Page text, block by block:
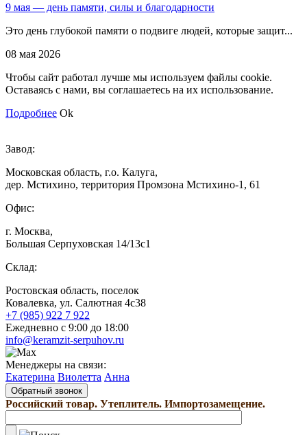
9 мая — день памяти, силы и благодарности
Это день глубокой памяти о подвиге людей, которые защит...
08 мая 2026
Чтобы сайт работал лучше мы используем файлы cookie.
Оставаясь с нами, вы соглашаетесь на их использование.
Подробнее Ok
Завод:
Московская область, г.о. Калуга,
дер. Мстихино, территория Промзона Мстихино-1, 61
Офис:
г. Москва,
Большая Серпуховская 14/13с1
Склад:
Ростовская область, поселок
Ковалевка, ул. Салютная 4с38
+7 (985) 922 7 922
Ежедневно с 9:00 до 18:00
info@keramzit-serpuhov.ru
Менеджеры на связи:
Екатерина Виолетта Анна
Обратный звонок
Российский товар. Утеплитель. Импортозамещение.